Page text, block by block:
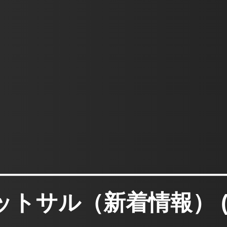
トサル（新着情報）